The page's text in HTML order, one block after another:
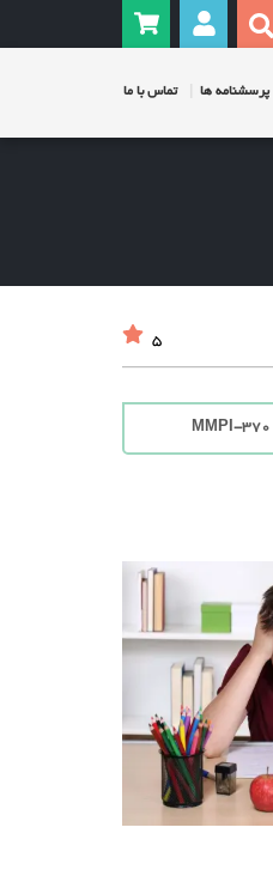
پرسشنامه ها تماس با ما
5